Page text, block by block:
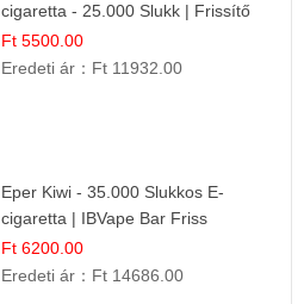
cigaretta - 25.000 Slukk | Frissítő
Nyári Íz
Ft 5500.00
Eredeti ár： Ft 11932.00
Eper Kiwi - 35.000 Slukkos E-
cigaretta | IBVape Bar Friss
Gyümölcs Ízek
Ft 6200.00
Eredeti ár： Ft 14686.00